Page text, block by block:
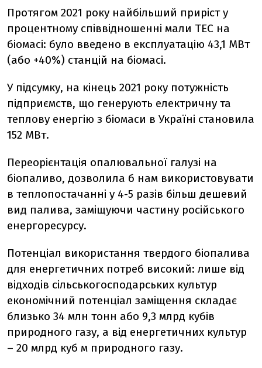
Протягом 2021 року найбільший приріст у
процентному співвідношенні мали ТЕС на
біомасі: було введено в експлуатацію 43,1 МВт
(або +40%) станцій на біомасі.
У підсумку, на кінець 2021 року потужність
підприємств, що генерують електричну та
теплову енергію з біомаси в Україні становила
152 МВт.
Переорієнтація опалювальної галузі на
біопаливо, дозволила б нам використовувати
в теплопостачанні у 4-5 разів більш дешевий
вид палива, заміщуючи частину російського
енергоресурсу.
Потенціал використання твердого біопалива
для енергетичних потреб високий: лише від
відходів сільськогосподарських культур
економічний потенціал заміщення складає
близько 34 млн тонн або 9,3 млрд кубів
природного газу, а від енергетичних культур
– 20 млрд куб м природного газу.